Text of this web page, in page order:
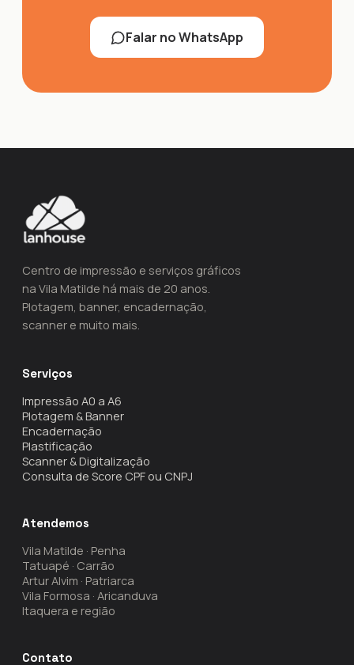
Falar no WhatsApp
Centro de impressão e serviços gráficos
na Vila Matilde há mais de 20 anos.
Plotagem, banner, encadernação,
scanner e muito mais.
Serviços
Impressão A0 a A6
Plotagem & Banner
Encadernação
Plastificação
Scanner & Digitalização
Consulta de Score CPF ou CNPJ
Atendemos
Vila Matilde · Penha
Tatuapé · Carrão
Artur Alvim · Patriarca
Vila Formosa · Aricanduva
Itaquera e região
Contato